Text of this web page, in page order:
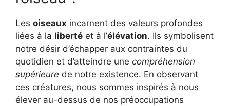
Les oiseaux incarnent des valeurs profondes
liées à la liberté et à l’élévation. Ils symbolisent
notre désir d’échapper aux contraintes du
quotidien et d’atteindre une compréhension
supérieure de notre existence. En observant
ces créatures, nous sommes inspirés à nous
élever au-dessus de nos préoccupations